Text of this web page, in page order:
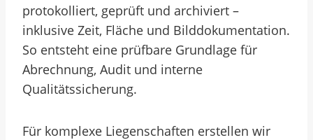
protokolliert, geprüft und archiviert –
inklusive Zeit, Fläche und Bilddokumentation.
So entsteht eine prüfbare Grundlage für
Abrechnung, Audit und interne
Qualitätssicherung.
Für komplexe Liegenschaften erstellen wir